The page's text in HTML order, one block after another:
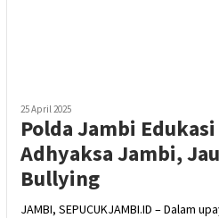
25 April 2025
Polda Jambi Edukasi
Adhyaksa Jambi,
Bullying
JAMBI, SEPUCUKJAMBI.ID – Dalam